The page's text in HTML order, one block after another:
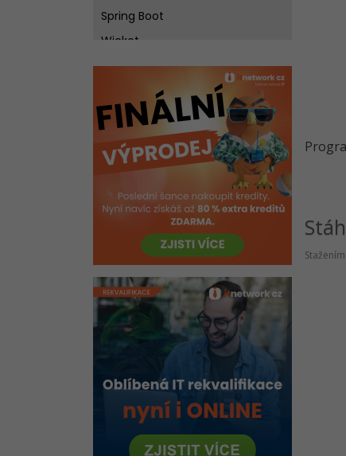
Spring Boot
Wicket
Testování
Best practices pro návrh
softwaru v Javě
Git - Verzovací systém křížem
krážem
Návrhové vzory v Javě
Anotace
Server pro klientské aplikace
JNI
Metodiky vývoje softwaru v Javě
Algoritmy v Javě
Archiv